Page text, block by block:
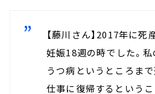
【藤川さん】2017年に死
妊娠18週の時でした。私
うつ病というところま
仕事に復帰するというこ